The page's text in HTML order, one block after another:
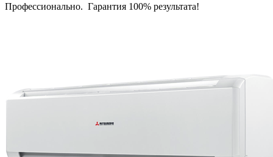
Профессионально. Гарантия 100% результата!